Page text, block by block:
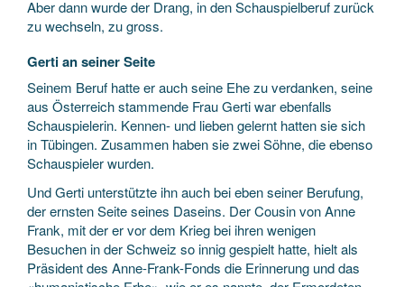
Aber dann wurde der Drang, in den Schauspielberuf zurück
zu wechseln, zu gross.
Gerti an seiner Seite
Seinem Beruf hatte er auch seine Ehe zu verdanken, seine
aus Österreich stammende Frau Gerti war ebenfalls
Schauspielerin. Kennen- und lieben gelernt hatten sie sich
in Tübingen. Zusammen haben sie zwei Söhne, die ebenso
Schauspieler wurden.
Und Gerti unterstützte ihn auch bei eben seiner Berufung,
der ernsten Seite seines Daseins. Der Cousin von Anne
Frank, mit der er vor dem Krieg bei ihren wenigen
Besuchen in der Schweiz so innig gespielt hatte, hielt als
Präsident des Anne-Frank-Fonds die Erinnerung und das